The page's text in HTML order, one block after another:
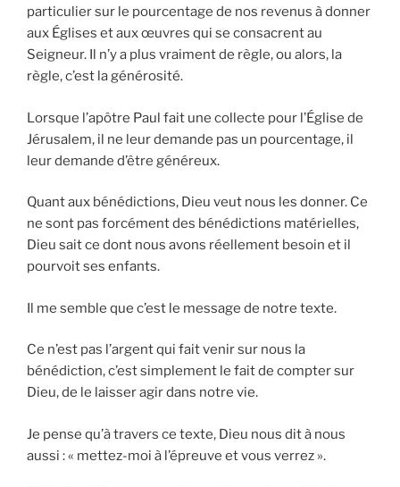
particulier sur le pourcentage de nos revenus à donner
aux Églises et aux œuvres qui se consacrent au
Seigneur. Il n’y a plus vraiment de règle, ou alors, la
règle, c’est la générosité.
Lorsque l’apôtre Paul fait une collecte pour l’Église de
Jérusalem, il ne leur demande pas un pourcentage, il
leur demande d’être généreux.
Quant aux bénédictions, Dieu veut nous les donner. Ce
ne sont pas forcément des bénédictions matérielles,
Dieu sait ce dont nous avons réellement besoin et il
pourvoit ses enfants.
Il me semble que c’est le message de notre texte.
Ce n’est pas l’argent qui fait venir sur nous la
bénédiction, c’est simplement le fait de compter sur
Dieu, de le laisser agir dans notre vie.
Je pense qu’à travers ce texte, Dieu nous dit à nous
aussi : « mettez-moi à l’épreuve et vous verrez ».